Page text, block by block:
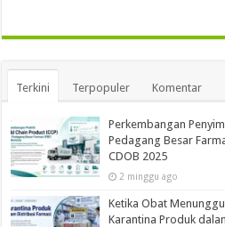
Terkini Terpopuler Komentar
Perkembangan
Pedagang Besar
CDOB 2025
2 minggu ago
Ketika Obat
Karantina Produk